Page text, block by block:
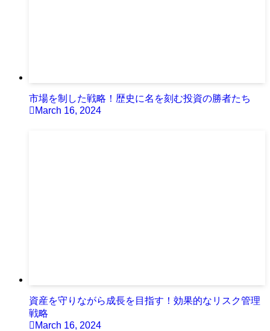
市場を制した戦略！歴史に名を刻む投資の勝者たち
March 16, 2024
資産を守りながら成長を目指す！効果的なリスク管理
戦略
March 16, 2024